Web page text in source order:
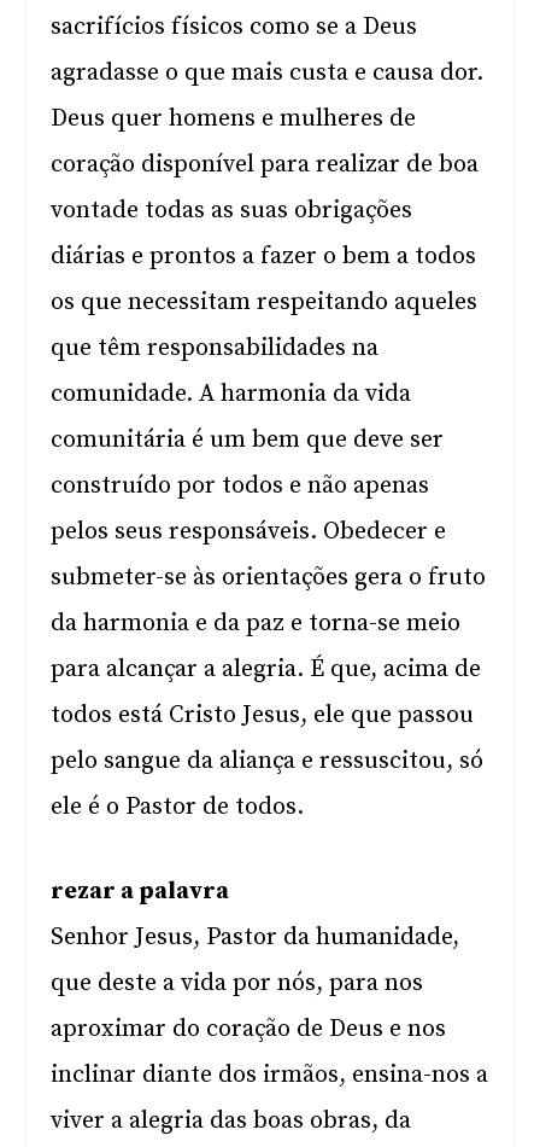
sacrifícios físicos como se a Deus
agradasse o que mais custa e causa dor.
Deus quer homens e mulheres de
coração disponível para realizar de boa
vontade todas as suas obrigações
diárias e prontos a fazer o bem a todos
os que necessitam respeitando aqueles
que têm responsabilidades na
comunidade. A harmonia da vida
comunitária é um bem que deve ser
construído por todos e não apenas
pelos seus responsáveis. Obedecer e
submeter-se às orientações gera o fruto
da harmonia e da paz e torna-se meio
para alcançar a alegria. É que, acima de
todos está Cristo Jesus, ele que passou
pelo sangue da aliança e ressuscitou, só
ele é o Pastor de todos.
rezar a palavra
Senhor Jesus, Pastor da humanidade,
que deste a vida por nós, para nos
aproximar do coração de Deus e nos
inclinar diante dos irmãos, ensina-nos a
viver a alegria das boas obras, da